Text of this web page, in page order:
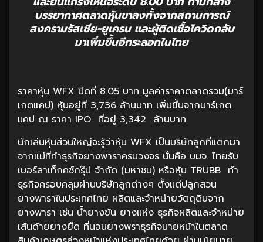
บรรยากาศตลาดหุ้นขาลงทั้งจากสถานการณ์
สงครามรัสเซีย-ยูเครน และผู้ติดเชื้อโควิดกลับ
มาเพิ่มขึ้นอีกระลอกในไทย
ราคาหุ้น WFX ปิดที่ 8.05 บาท มูลค่าราคาตลาดรวม(มาร์
เกตแคป) หุ้นอยู่ที่ 3,736 ล้านบาท เพิ่มขึ้นจากมาร์เกต
แคป ณ ราคา IPO ที่อยู่ 3,342 ล้านบาท
นักเล่นหุ้นส่วนใหญ่จะรู้ว่าหุ้น WFX เป็นบริษัทลูกที่แตกมา
จากแม่ที่ทำธุรกิจยางพาราครบวงจร นั่นคือ บมจ. ไทยรับ
เบอร์ลาเท็กคซ์กรุ๊ป จำกัด (มหาชน) หรือหุ้น TRUBB ทำ
ธุรกิจครอบคลุมผ่านบริษัทลูกต่างๆ ตั้งแต่ปลูกสวน
ยางพาราในประเทศไทย ผลิตและจำหน่ายวัตถุดิบจาก
ยางพารา เช่น น้ำยางข้น ยางแห่ง ธุรกิจผลิตและจำหน่าย
เส้นด้ายยางยืด ที่นอนยางพราธุรกิจนายหน้าในตลาด